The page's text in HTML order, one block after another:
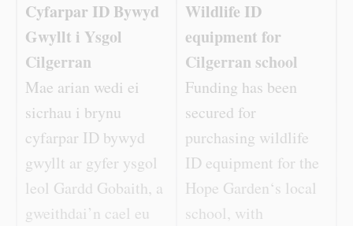
Cyfarpar ID Bywyd
Gwyllt i Ysgol
Cilgerran
Mae arian wedi ei
sicrhau i brynu
cyfarpar ID bywyd
gwyllt ar gyfer ysgol
leol Gardd Gobaith, a
gweithdai’n cael eu
Wildlife ID
equipment for
Cilgerran school
Funding has been
secured for
purchasing wildlife
ID equipment for the
Hope Garden‘s local
school, with